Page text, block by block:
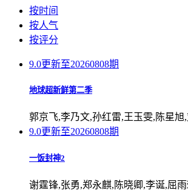
按时间
按人气
按评分
9.0更新至20260808期
地球超新鲜第二季
郭京飞,李乃文,孙红雷,王玉雯,陈星旭
9.0更新至20260808期
一饭封神2
谢霆锋,张勇,郑永麒,陈晓卿,李诞,屈